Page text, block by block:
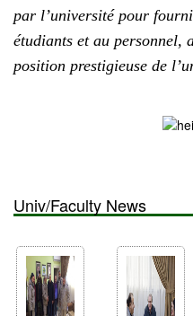
par l’université pour
étudiants et au personnel,
position prestigieuse de
Univ/Faculty News